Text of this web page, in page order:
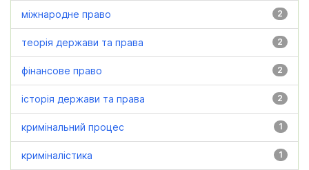
2
міжнародне право
2
теорія держави та права
2
фінансове право
2
історія держави та права
1
кримінальний процес
1
криміналістика